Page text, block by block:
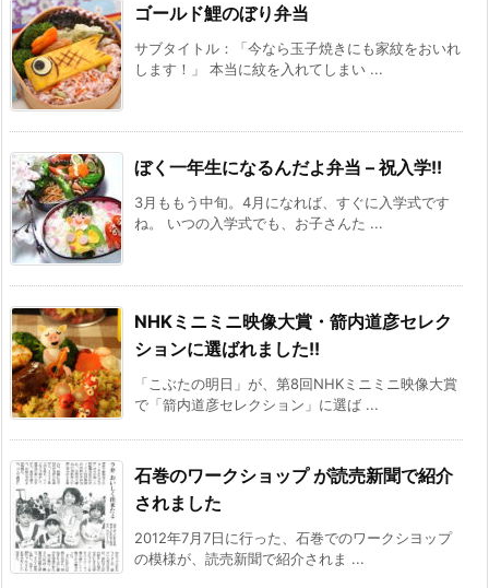
ゴールド鯉のぼり弁当
サブタイトル：「今なら玉子焼きにも家紋をおいれ
します！」 本当に紋を入れてしまい ...
ぼく一年生になるんだよ弁当 – 祝入学!!
3月ももう中旬。4月になれば、すぐに入学式です
ね。 いつの入学式でも、お子さんた ...
NHKミニミニ映像大賞・箭内道彦セレク
ションに選ばれました!!
「こぶたの明日」が、第8回NHKミニミニ映像大賞
で「箭内道彦セレクション」に選ば ...
石巻のワークショップ が読売新聞で紹介
されました
2012年7月7日に行った、石巻でのワークシヨップ
の模様が、読売新聞で紹介されま ...